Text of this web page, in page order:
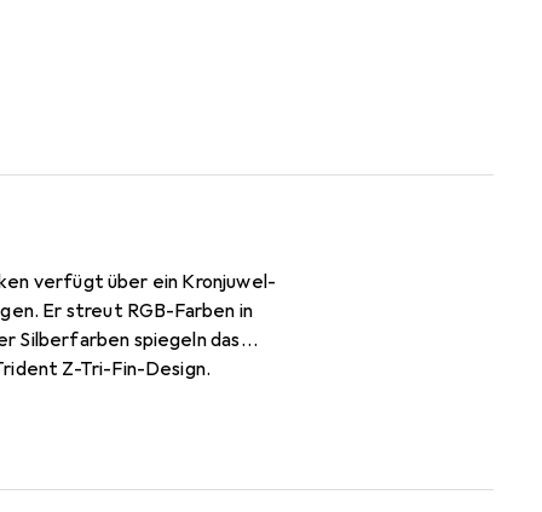
verfügt über ein Kronjuwel-
Er streut RGB-Farben in
Silberfarben spiegeln das
Z-Tri-Fin-Design.